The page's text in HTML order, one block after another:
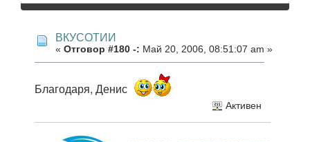
ВКУСОТИИ
« Отговор #180 -: Май 20, 2006, 08:51:07 am »
Благодаря, Денис
Активен